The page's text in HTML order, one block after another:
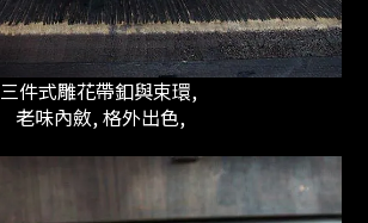
三件式雕花帶釦與束環,
老味內斂,格外出色,